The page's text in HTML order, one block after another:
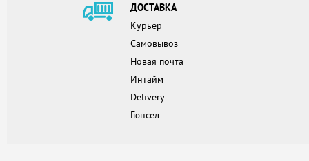
ДОСТАВКА
Курьер
Самовывоз
Новая почта
Интайм
Delivery
Гюнсел